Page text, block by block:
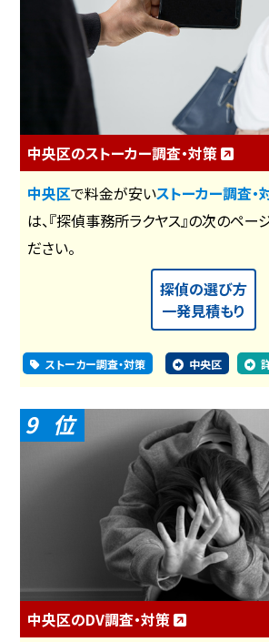
中央区のストーカー調査・対策
中央区で料金が安いストーカー調査・
は、『探偵事務所ラクヤス』の次のペー
ださい。
探偵の選び方
一発見積もり
ストーカー調査・対策 中央区
9
中央区のDV調査・対策